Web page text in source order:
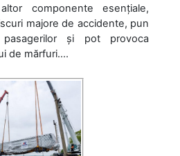
componente esențiale,
majore de accidente, pun
și pot provoca
de mărfuri....